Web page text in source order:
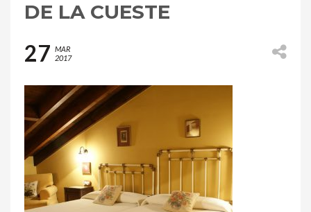
correo@lacueste.com
Cangas De Onís -
Asturias
DE LA CUESTE
27 MAR
2017